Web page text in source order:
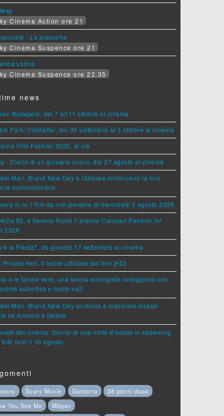
Cinema Action ore 21
- La prescelta
Cinema Suspence ore 21
Latina
Cinema Suspence ore 22.35
news
Budapest, dal 7 all'11 ottobre al cinema
Park: Unshatter, dal 30 settembre al 3 ottobre al cinema
Film Festival 2026, al via
- Diario di un giovane cuoco, dal 27 agosto al cinema
Man: Brand New Day e Odissea continuano la loro
multimilionaria
in tv: i film da non perdere di mercoledì 5 agosto 2026
83, a Serena Rossi il premio Campari Passion for
2026
la Fiesta?, da giovedì 17 settembre al cinema
Private Hell, il trailer ufficiale del film [HD]
e le favole vere, una favola ecologista coraggiosa,con
autentica e molto naïf
Man: Brand New Day continua a macinare incassi
se fossimo a Natale
del cinema: Sorrisi di una notte d’estate in streaming
tutti solo il 10 agosto
Scary Movie Gomorra
28 giorni dopo
You See Me
M3gan